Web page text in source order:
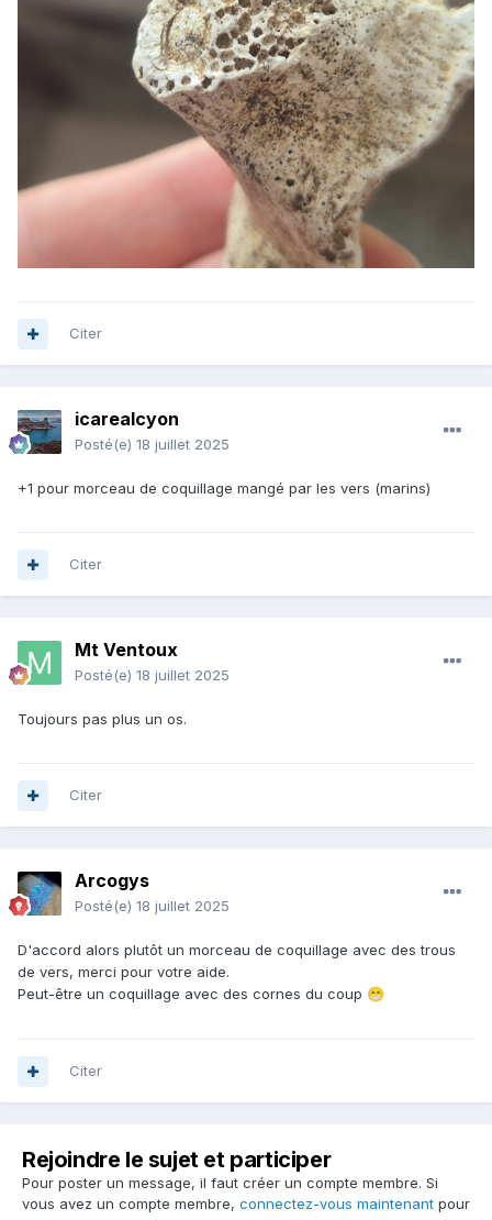
Citer
icarealcyon
Posté(e) 18 juillet 2025
+1 pour morceau de coquillage mangé par les vers (marins)
Citer
Mt Ventoux
Posté(e) 18 juillet 2025
Toujours pas plus un os.
Citer
Arcogys
Posté(e) 18 juillet 2025
D'accord alors plutôt un morceau de coquillage avec des trous
de vers, merci pour votre aide.
Peut-être un coquillage avec des cornes du coup 😁
Citer
Rejoindre le sujet et participer
Pour poster un message, il faut créer un compte membre. Si
vous avez un compte membre, connectez-vous maintenant pour